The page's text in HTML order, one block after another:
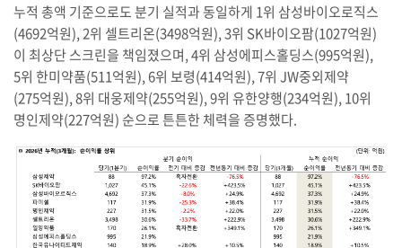
누적 총액 기준으로도 분기 실적과 동일하게 1위 삼성바이오로직스
(4692억원), 2위 셀트리온(3498억원), 3위 SK바이오팜(1027억원)
이 최상단 스크린을 책임졌으며, 4위 삼성에피스홀딩스(995억원),
5위 한미약품(511억원), 6위 보령(414억원), 7위 JW중외제약
(275억원), 8위 대웅제약(255억원), 9위 유한양행(234억원), 10위
명인제약(227억원) 순으로 튼튼한 체력을 증명했다.